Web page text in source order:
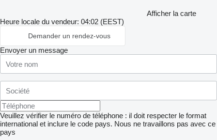
Afficher la carte
Heure locale du vendeur: 04:02 (EEST)
Demander un rendez-vous
Envoyer un message
Veuillez vérifier le numéro de téléphone : il doit respecter le format
international et inclure le code pays. Nous ne travaillons pas avec ce
pays